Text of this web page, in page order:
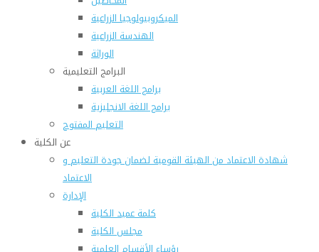
الميكروبيولوجيا الزراعية
الهندسة الزراعية
الوراثة
البرامج التعليمية
برامج اللغة العربية
برامج اللغة الانجليزية
التعليم المفتوح
عن الكلية
شهادة الاعتماد من الهيئة القومية لضمان جودة التعليم و
الاعتماد
الإدارة
كلمة عميد الكلية
مجلس الكلية